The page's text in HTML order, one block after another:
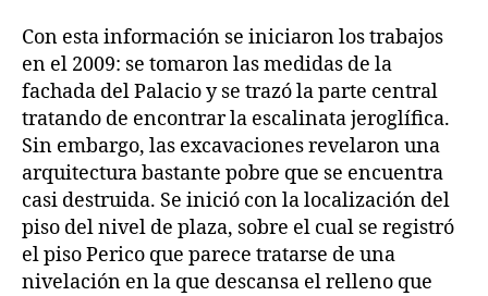
Con esta información se iniciaron los trabajos
en el 2009: se tomaron las medidas de la
fachada del Palacio y se trazó la parte central
tratando de encontrar la escalinata jeroglífica.
Sin embargo, las excavaciones revelaron una
arquitectura bastante pobre que se encuentra
casi destruida. Se inició con la localización del
piso del nivel de plaza, sobre el cual se registró
el piso Perico que parece tratarse de una
nivelación en la que descansa el relleno que